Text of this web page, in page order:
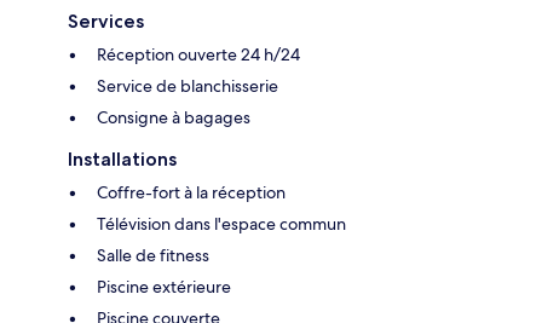
Services
Réception ouverte 24 h/24
Service de blanchisserie
Consigne à bagages
Installations
Coffre-fort à la réception
Télévision dans l'espace commun
Salle de fitness
Piscine extérieure
Piscine couverte